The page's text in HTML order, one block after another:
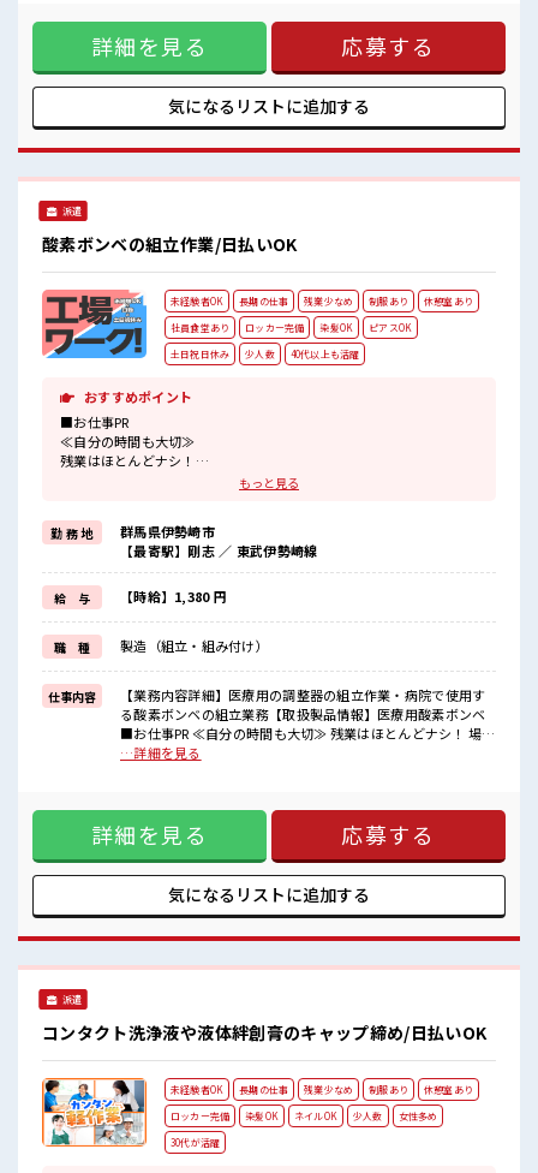
ロッカーあり！
安心してお仕事に集中♪
残業はほとんどありません！
めての仕事だけど自分にもできそう≫ 新しいことにチャレン
ジするのは不安だけど、 しっかり働く環境が整っています！
イチからスキルUP・ステップUP目指していきましょう！ ≪
様々なお仕事をご提案≫ 一人で悩まず気軽に相談できる、 派
遣のお仕事です！ ■職場の雰囲気 派手すぎなければ多少のヘ
アカラーもOKなのはウレシイPoint☆ 仕事の合間の息抜きは
とんどありません！
詳細を見る 応募する
気になるリストに追加する
派遣
酸素ボンベの組立作業/日払いOK
未経験者OK 長期の仕事 残業少なめ 制服あり
休憩室あり
社員食堂あり
ロッカー完備 染髪OK
ピアスOK
土日祝日休み
少人数 40代以上も活躍
おすすめポイント
■お仕事PR
≪自分の時間も大切≫
残業はほとんどナシ！
場合によってはお願いすることもあります♪
週末は家族や友人と一緒にプライベート満喫！
≪髪色自由で自分らしく働く≫
明るすぎたり奇抜でなければ基本的に自由！
(規定有)≪動きやすい制服アリ≫
制服があるので、
毎日の服装の悩み解消♪
≪未経験でも活躍できる≫
新しいことにチャレンジするのは不安だけど、
しっかり働く環境が整っています！
イチからスキルUP・ステップUP目指していきましょう！
■職場の雰囲気
少人数の職場でこじんまり。
あなたの個性を大事にできます♪
もっと見る
勤 務 地
群馬県伊勢崎市
【最寄駅】剛志 ／ 東武伊勢崎線
給 与 【時給】1,380 円
職 種 製造（組立・組み付け）
仕事内容
【業務内容詳細】医療用の調整器の組立作業・病院で使用す
る酸素ボンベの組立業務【取扱製品情報】医療用酸素ボンベ
■お仕事PR ≪自分の時間も大切≫ 残業はほとんどナシ！ 場合
によってはお願いすることもあります♪ ≪完全週休二日制≫
由！ (規定有)≪動きやすい制服アリ≫ 制服があるので、 毎日
の服装の悩み解消♪ ≪未経験でも活躍できる≫ 新しいことに
チャレンジするのは不安だけど、 しっかり働く環境が整って
います！ イチからスキルUP・ステップUP目指していきまし
間との交流もできちゃうかも？ キバツ過ぎなければ髪色・髪
…詳細を見る
詳細を見る 応募する
気になるリストに追加する
派遣
コンタクト洗浄液や液体絆創膏のキャップ締め/日払いOK
未経験者OK 長期の仕事 残業少なめ 制服あり
休憩室あり
ロッカー完備
染髪OK ネイルOK 少人数
女性多め
30代が活躍